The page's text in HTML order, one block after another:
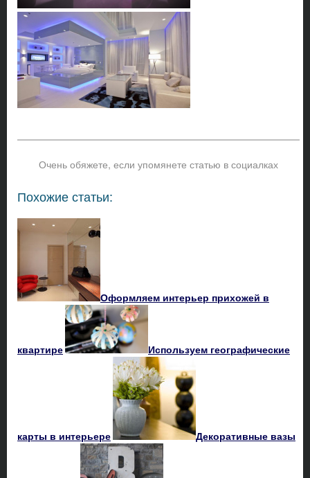
Очень обяжете, если упомянете статью в социалках
Похожие статьи:
Оформляем интерьер прихожей в
квартире Используем географические
карты в интерьере Декоративные вазы